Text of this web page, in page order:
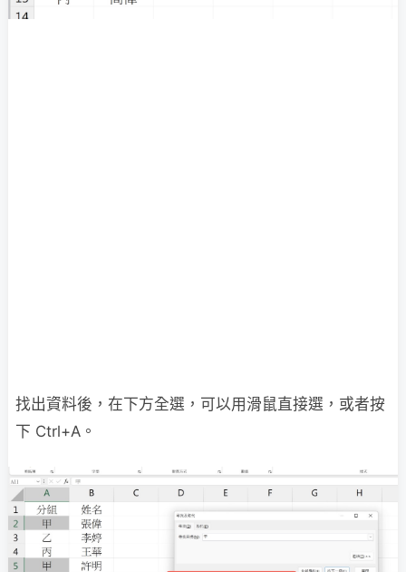
找出資料後，在下方全選，可以用滑鼠直接選，或者按
下 Ctrl+A。